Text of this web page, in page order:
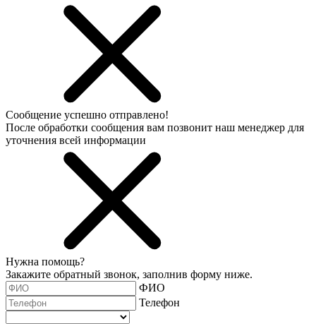
Сообщение успешно отправлено!
После обработки сообщения вам позвонит наш менеджер для
уточнения всей информации
Нужна помощь?
Закажите обратный звонок, заполнив форму ниже.
ФИО
Телефон